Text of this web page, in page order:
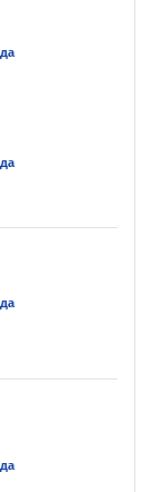
да
да
да
да